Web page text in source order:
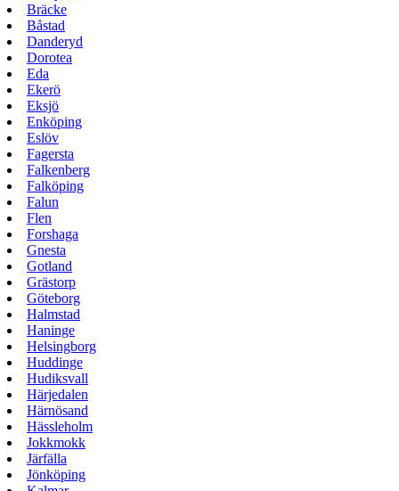
Bräcke
Båstad
Danderyd
Dorotea
Eda
Ekerö
Eksjö
Enköping
Eslöv
Fagersta
Falkenberg
Falköping
Falun
Flen
Forshaga
Gnesta
Gotland
Grästorp
Göteborg
Halmstad
Haninge
Helsingborg
Huddinge
Hudiksvall
Härjedalen
Härnösand
Hässleholm
Jokkmokk
Järfälla
Jönköping